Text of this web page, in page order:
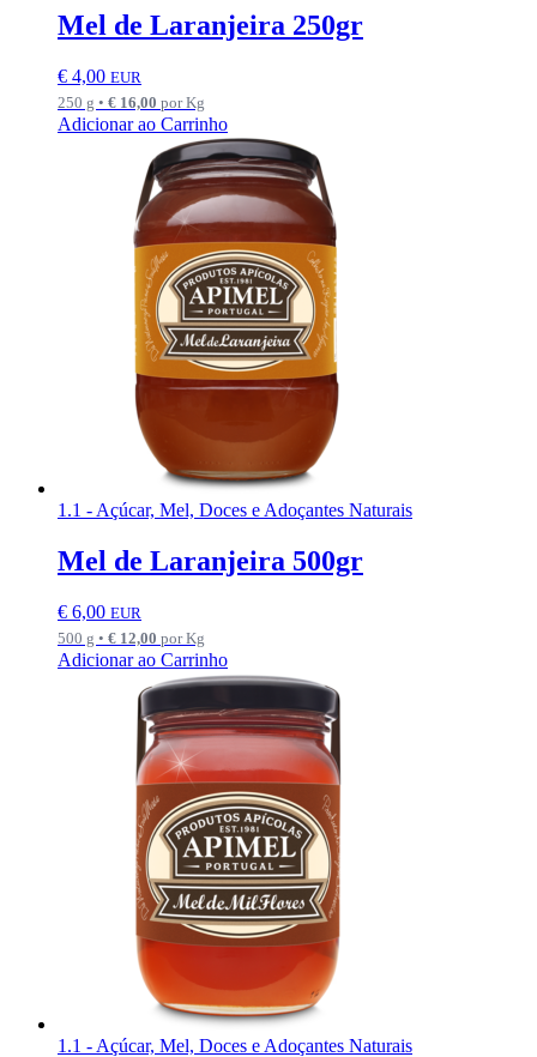
Mel de Laranjeira 250gr
€ 4,00 EUR
250 g • € 16,00 por Kg
Adicionar ao Carrinho
1.1 - Açúcar, Mel, Doces e Adoçantes Naturais
Mel de Laranjeira 500gr
€ 6,00 EUR
500 g • € 12,00 por Kg
Adicionar ao Carrinho
1.1 - Açúcar, Mel, Doces e Adoçantes Naturais